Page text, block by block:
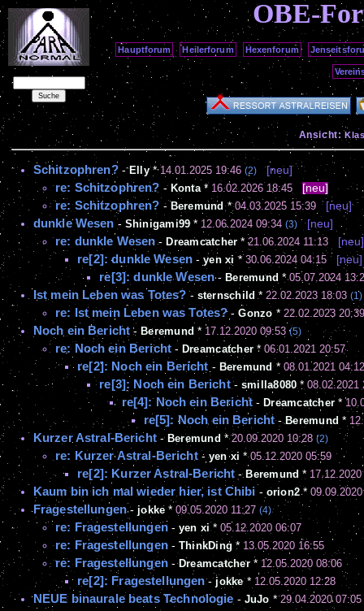
OBE-
Hauptforum Heilerforum Hexenforum
Ansicht:
Schitzophren?-Elly* 14.01.2025 19:46 (2) [neu]
re: Schitzophren? - Konta* 16.02.2026 18:45 [neu]
re: Schitzophren? - Beremund *04.03.2025 15:39 [neu]
dunkle Wesen - Shinigami99* 12.06.2024 09:34 (3) [neu]
re: dunkle Wesen - Dreamcatcher *21.06.2024 11:13 [neu]
re[2]: dunkle Wesen - yen xi * 30.06.2024 04:15 [neu]
re[3]: dunkle Wesen- Beremund *05.07.2024
Ist mein Leben was Totes? - sternschild *22.02.2023 18:03 (1)
re: Ist mein Leben was Totes? -Gonzo * 22.02.2023 20:39
Noch ein Bericht - Beremund * 17.12.2020 09:53 (5)
re: Noch ein Bericht- Dreamcatcher *06.01.2021 20:57
re[2]: Noch ein Bericht - Beremund * 08.01.2021 04:12
re[3]: Noch ein Bericht- smilla8080*08.02.2021
re[4]: Noch ein Bericht- Dreamcatcher *
re[5]: Noch ein Bericht-Beremund *
Kurzer Astral-Bericht- Beremund *20.09.2020 10:28 (2)
re: Kurzer Astral-Bericht-yen xi *05.12.2020 05:59
re[2]: Kurzer Astral-Bericht- Beremund *
Kaum bin ich mal wieder hier, ist Chibi - orion2*
Fragestellungen- jokke *09.05.2020 11:27 (4)
re: Fragestellungen- yen xi*05.12.2020 06:07
re: Fragestellungen- ThinkDing * 13.05.2020 16:55
re: Fragestellungen- Dreamcatcher* 12.05.2020 08:06
re[2]: Fragestellungen- jokke* 12.05.2020 12:28
NEUE binaurale beats Technologie - JuJo *29.04.2020 07:05